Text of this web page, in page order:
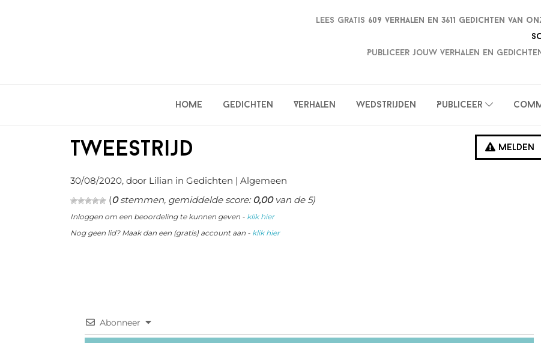
Lees gratis 609 verhalen en 3611 gedichten van
Publiceer jouw verhalen en
Home Gedichten Verhalen Wedstrijden Publiceer
Melden
Tweestrijd
30/08/2020, door Lilian in Gedichten | Algemeen
(0stemmen, gemiddelde score:0,00van de 5)
Inloggen om een beoordeling te kunnen geven - klik hier
Nog geen lid? Maak dan een (gratis) account aan - klik hier
Abonneer